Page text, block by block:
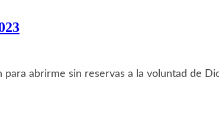
abrirme sin reservas a la voluntad de